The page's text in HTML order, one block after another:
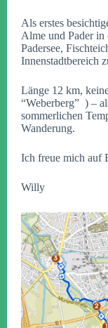
Als erstes
Alme und Pader
Padersee,
Innenstadtbereich
Länge 12 km,
“Weberberg” ) –
sommerlichen
Wanderung.
Ich freue mich auf
Willy